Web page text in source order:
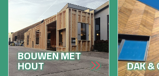
BOUWEN MET
HOUT DAK &